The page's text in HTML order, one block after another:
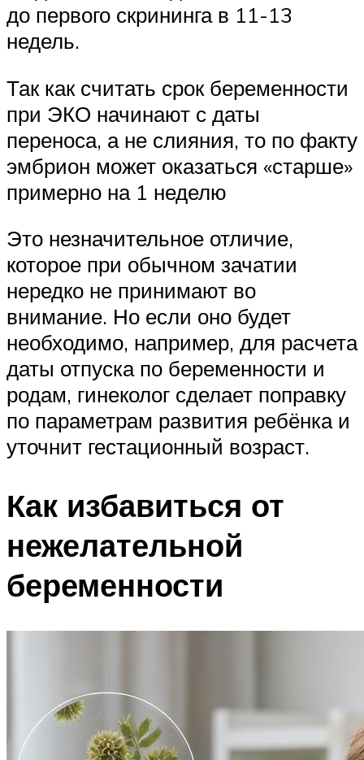
до первого скрининга в 11-13
недель.
Так как считать срок беременности
при ЭКО начинают с даты
переноса, а не слияния, то по факту
эмбрион может оказаться «старше»
примерно на 1 неделю
Это незначительное отличие,
которое при обычном зачатии
нередко не принимают во
внимание. Но если оно будет
необходимо, например, для расчета
даты отпуска по беременности и
родам, гинеколог сделает поправку
по параметрам развития ребёнка и
уточнит гестационный возраст.
Как избавиться от
нежелательной
беременности